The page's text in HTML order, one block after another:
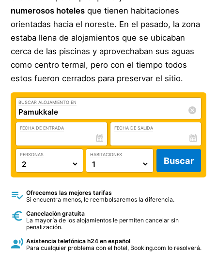
numerosos hoteles que tienen habitaciones
orientadas hacia el noreste. En el pasado, la zona
estaba llena de alojamientos que se ubicaban
cerca de las piscinas y aprovechaban sus aguas
como centro termal, pero con el tiempo todos
estos fueron cerrados para preservar el sitio.
BUSCAR ALOJAMIENTO EN
FECHA DE ENTRADA FECHA DE SALIDA
PERSONAS HABITACIONES
Buscar
Ofrecemos las mejores tarifas
Si encuentra menos, le reembolsaremos la diferencia.
Cancelación gratuita
La mayoría de los alojamientos le permiten cancelar sin
penalización.
Asistencia telefónica h24 en español
Para cualquier problema con el hotel, Booking.com lo resolverá.